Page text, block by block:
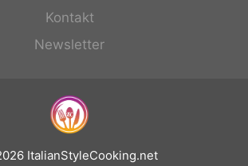
Kontakt
Newsletter
ItalianStyleCooking.net